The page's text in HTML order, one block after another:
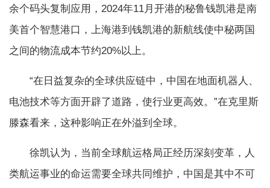
余个码头复制应用，2024年11月开港的秘鲁钱凯港是南
美首个智慧港口，上海港到钱凯港的新航线使中秘两国
之间的物流成本节约20%以上。
“在日益复杂的全球供应链中，中国在地面机器人、
电池技术等方面开辟了道路，使行业更高效。”在克里斯
滕森看来，这种影响正在外溢到全球。
徐凯认为，当前全球航运格局正经历深刻变革，人
类航运事业的命运需要全球共同维护，中国是其中不可